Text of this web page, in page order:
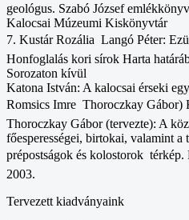
geológus. Szabó József
Kalocsai Múzeumi Kiskönyvtár
7. Kustár Rozália  Langó Péter:
Honfoglalás kori sírok Harta
Sorozaton kívül
Katona István: A kalocsai érseki
Romsics Imre  Thoroczkay Gábor)
Thoroczkay Gábor (tervezte): A
főesperességei, birtokai, valamint a
prépostságok és kolostorok 
2003.
Tervezett kiadványaink